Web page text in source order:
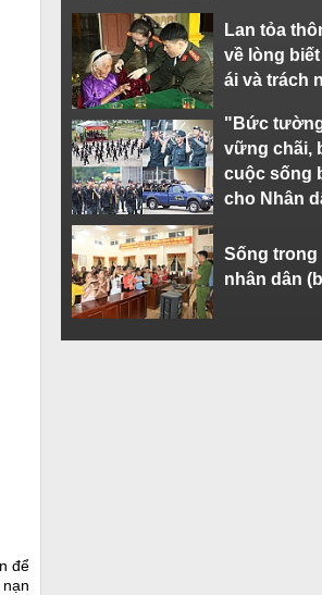
để
Lan tỏa
về lòng
ái và trách
"Bức
vững chãi,
cuộc sống
cho Nhân
Sống trong
nhân dân